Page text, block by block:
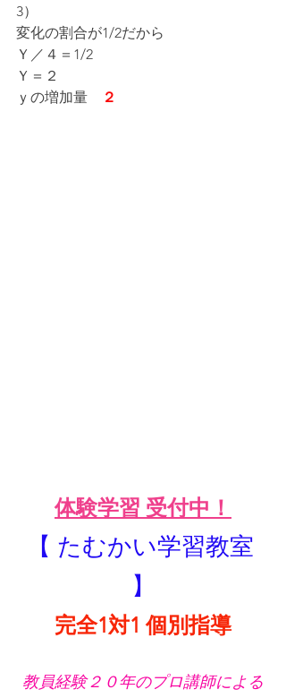
3）
変化の割合が1/2だから
Ｙ／４＝1/2
Ｙ＝２
ｙの増加量
２
体験学習 受付中！
【 たむかい学習教室
】
完全1対1 個別指導
教員経験２０年のプロ講師による